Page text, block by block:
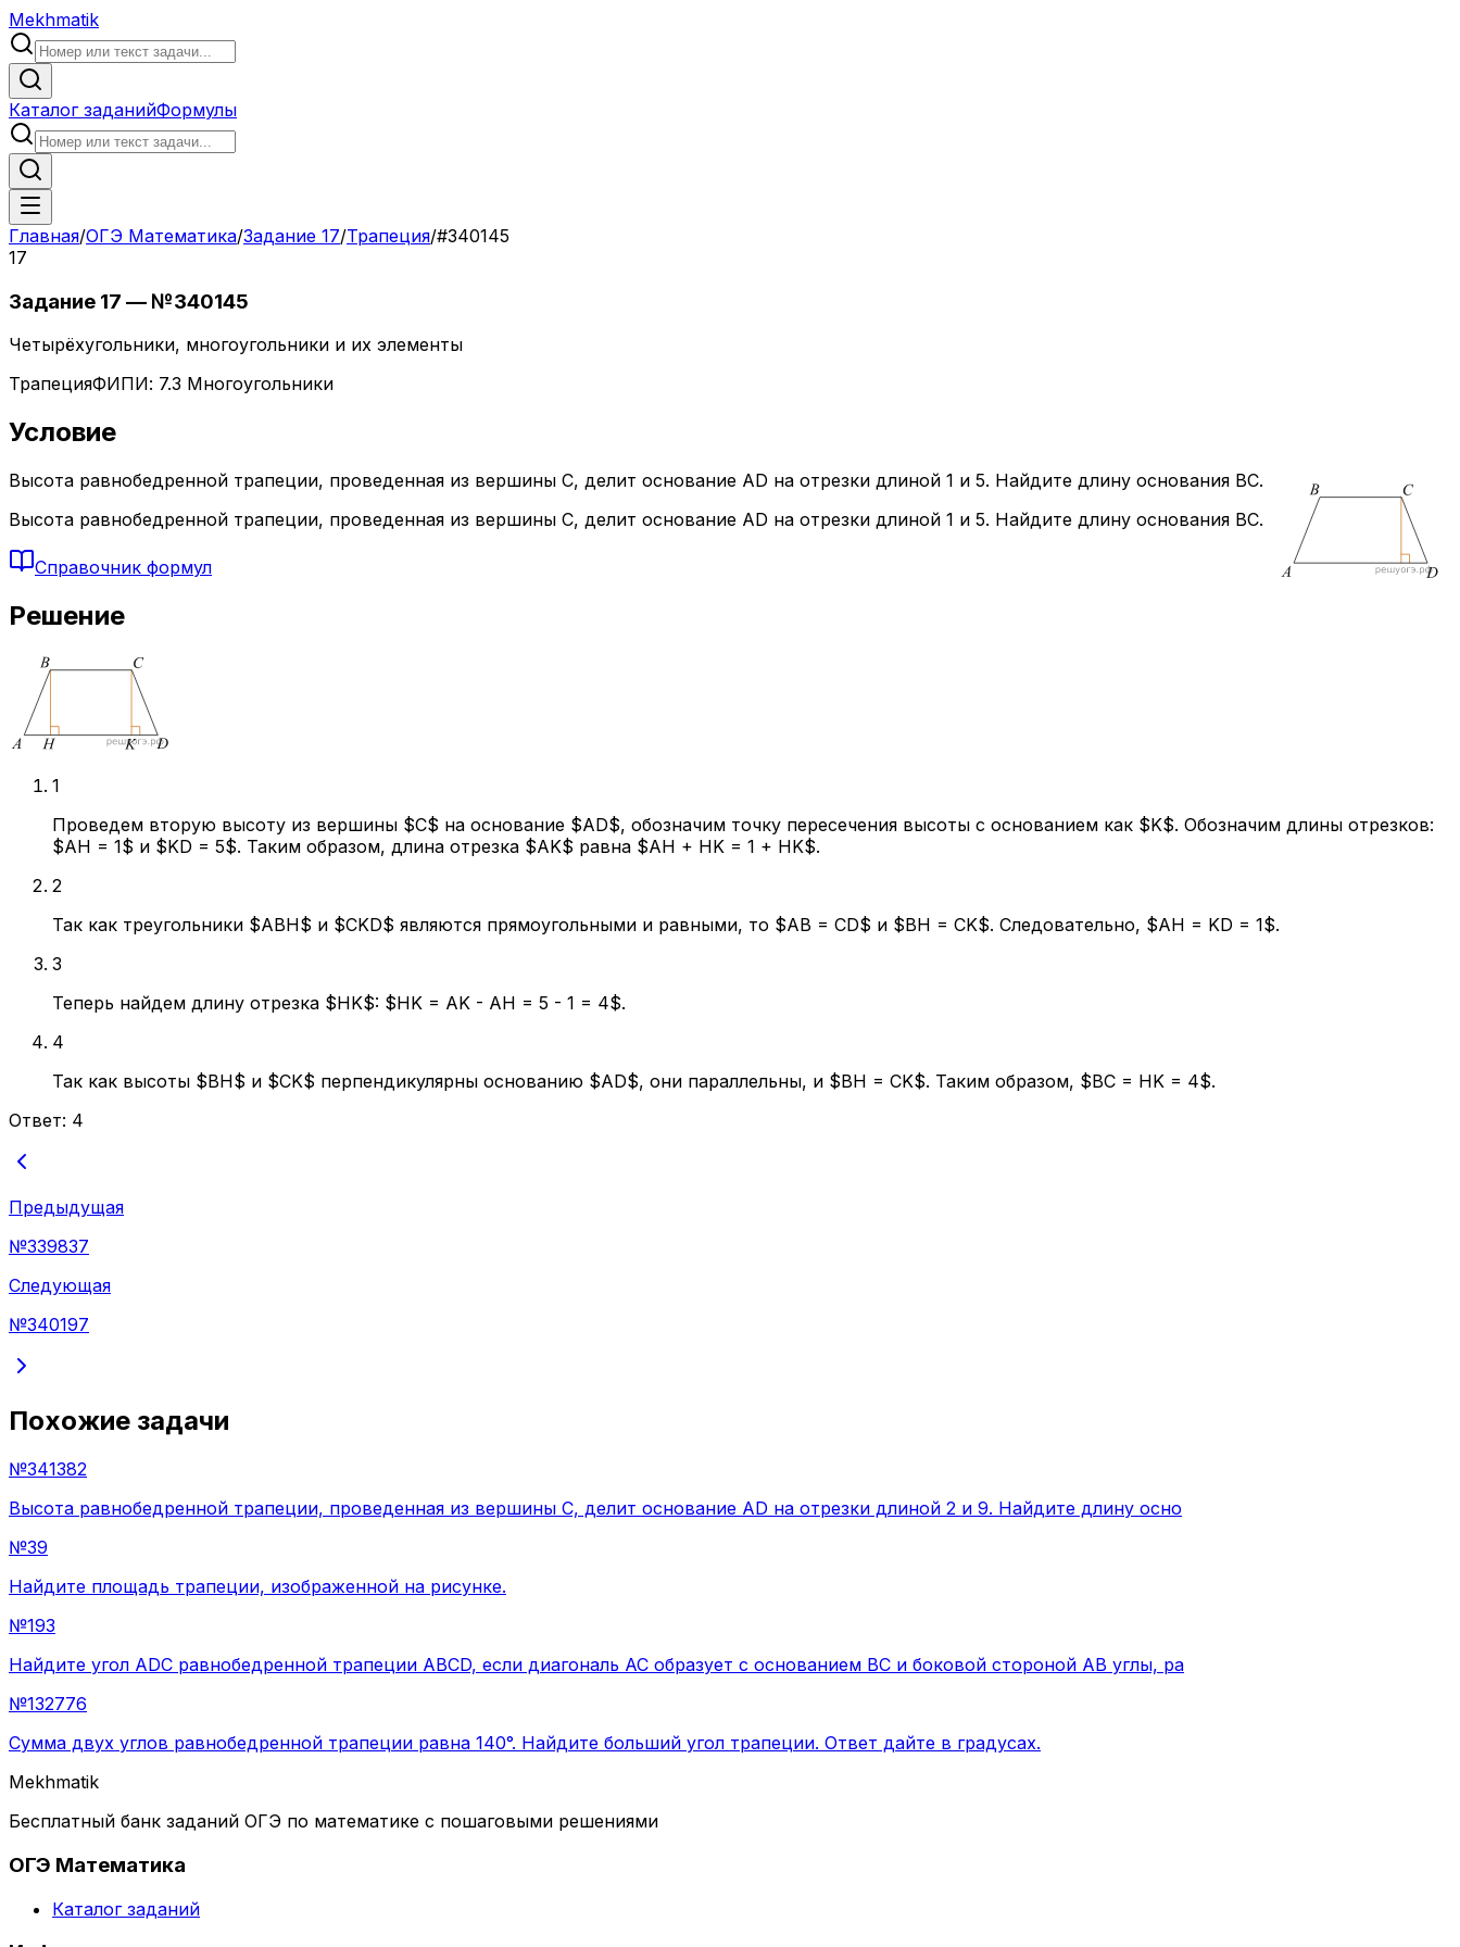
Mekhmatik
Каталог заданийФормулы
Главная/ОГЭ Математика/Задание 17/Трапеция/#340145
17
Задание 17 — №340145
Четырёхугольники, многоугольники и их элементы
ТрапецияФИПИ: 7.3 Многоугольники
Условие
Вы­со­та рав­но­бед­рен­ной тра­пе­ции, про­ве­ден­ная из вер­ши­ны C, делит ос­но­ва­ние AD на от­рез­ки дли­ной 1 и 5. Най­ди­те длину ос­но­ва­ния BC.
Высота равнобедренной трапеции, проведенная из вершины C, делит основание AD на отрезки длиной 1 и 5. Найдите длину основания BC.
Справочник формул
Решение
1
Проведем вторую высоту из вершины $C$ на основание $AD$, обозначим точку пересечения высоты с основанием как $K$. Обозначим длины отрезков:
$AH = 1$ и $KD = 5$. Таким образом, длина отрезка $AK$ равна $AH + HK = 1 + HK$.
2
Так как треугольники $ABH$ и $CKD$ являются прямоугольными и равными, то $AB = CD$ и $BH = CK$. Следовательно, $AH = KD = 1$.
3
Теперь найдем длину отрезка $HK$: $HK = AK - AH = 5 - 1 = 4$.
4
Так как высоты $BH$ и $CK$ перпендикулярны основанию $AD$, они параллельны, и $BH = CK$. Таким образом, $BC = HK = 4$.
Ответ: 4
Предыдущая
№339837
Следующая
№340197
Похожие задачи
№341382
Высота равнобедренной трапеции, проведенная из вершины C, делит основание AD на отрезки длиной 2 и 9. Найдите длину осно
№39
Найдите площадь трапеции, изображенной на рисунке.
№193
Найдите угол АDС равнобедренной трапеции ABCD, если диагональ АС образует с основанием ВС и боковой стороной АВ углы, ра
№132776
Сумма двух углов равнобедренной трапеции равна 140°. Найдите больший угол трапеции. Ответ дайте в градусах.
Mekhmatik
Бесплатный банк заданий ОГЭ по математике с пошаговыми решениями
ОГЭ Математика
Каталог заданий